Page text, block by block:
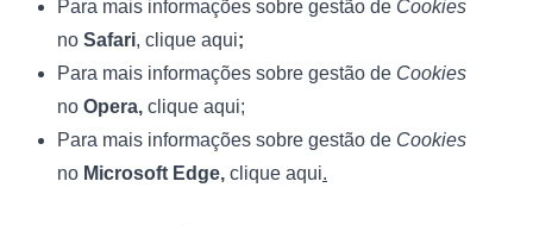
Para mais informações sobre gestão de Cookies
no Safari, clique aqui;
Para mais informações sobre gestão de Cookies
no Opera, clique aqui;
Para mais informações sobre gestão de Cookies
no Microsoft Edge, clique aqui.